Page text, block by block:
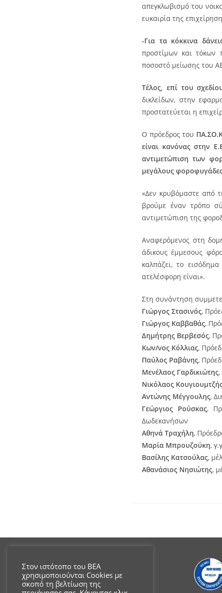
απεγκλωβισμό του
ευκαιρία της
-Για τα κόκκινα
προστίμων και τόκων
ποσοστό μείωσης του
Τέλος, επί του
δικλείδων, στην
προστατεύεται η
Ο πρόεδρος του
είναι κανόνας στην
αντιμετώπιση των
μεγάλους φοροφυγάδες
«Δεν κρυβόμαστε από
βρούμε έναν τρόπο
αντιμετώπιση της
Αναφερόμενος στη
άδικους έμμεσους
καλπάζει, το
ατελέσφορη είναι».
Στη συνάντηση
Γιώργος Στασινός,
Γιώργος Καββαθάς,
Δημήτρης Βερβεσός,
Κων/νος Κόλλιας,
Παύλος Ραβάνης,
Μενέλαος Γαρδικιώτης,
Νικόλαος
Αντώνης Μέγγουλης,
Γεώργιος Ρούσκας,
Δωδεκανήσων
Αθηνά Τραχήλη,
Μαρία Μπρουζούκη,
Βασίλης Κατσούλας,
Αθανάσιος Νησιώτης,
Στον ιστότοπο του ΒΕΑ
χρησιμοποιούνται Cookies με
σκοπό τη βελτίωση της